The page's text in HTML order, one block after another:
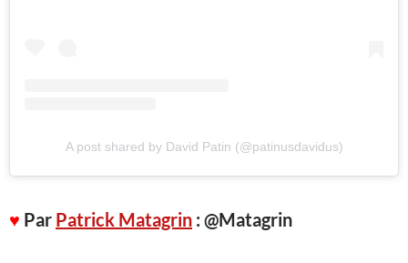
A post shared by David Patin (@patinusdavidus)
♥ Par Patrick Matagrin : @Matagrin